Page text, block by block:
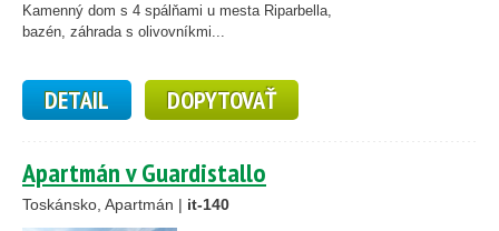
Kamenný dom s 4 spálňami u mesta Riparbella,
bazén, záhrada s olivovníkmi...
DETAIL DOPYTOVAŤ
Apartmán v Guardistallo
Toskánsko, Apartmán | it-140